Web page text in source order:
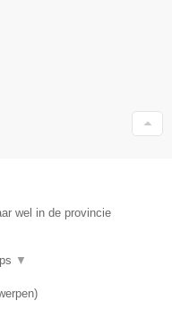
wel in de provincie
▼
)